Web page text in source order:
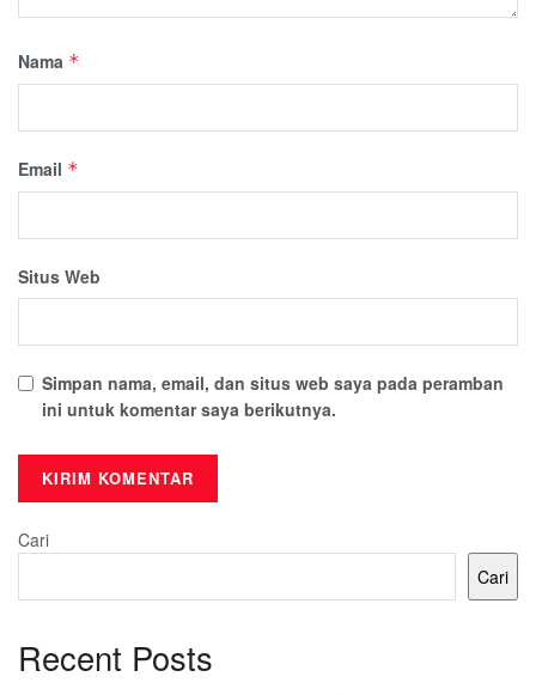
Nama *
Email *
Situs Web
Simpan nama, email, dan situs web saya pada peramban
ini untuk komentar saya berikutnya.
Cari
Cari
Recent Posts